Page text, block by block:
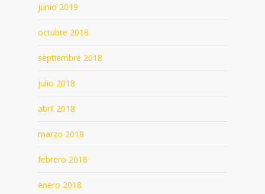
junio 2019
octubre 2018
septiembre 2018
julio 2018
abril 2018
marzo 2018
febrero 2018
enero 2018